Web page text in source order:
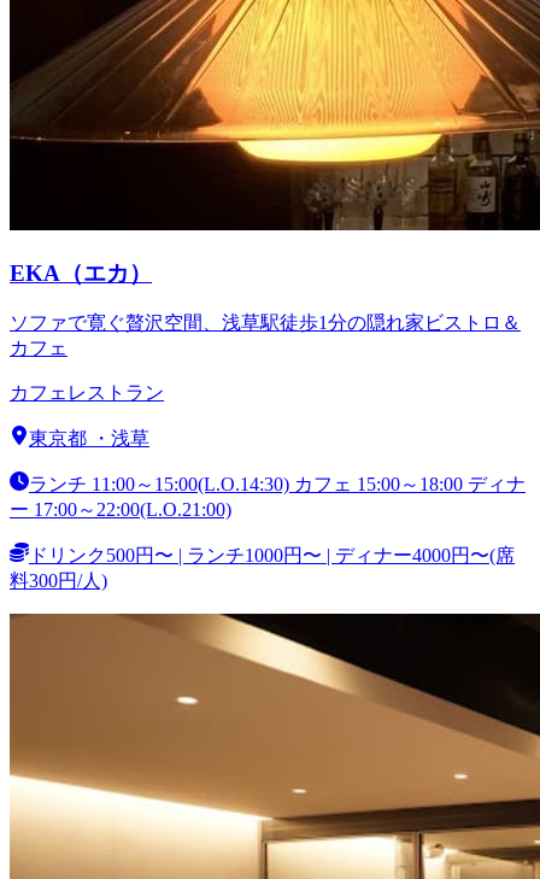
EKA（エカ）
ソファで寛ぐ贅沢空間、浅草駅徒歩1分の隠れ家ビストロ＆
カフェ
カフェ レストラン
東京都 ・ 浅草
ランチ 11:00～15:00(L.O.14:30) カフェ 15:00～18:00 ディナ
ー 17:00～22:00(L.O.21:00)
ドリンク500円〜 | ランチ1000円〜 | ディナー4000円〜(席
料300円/人)